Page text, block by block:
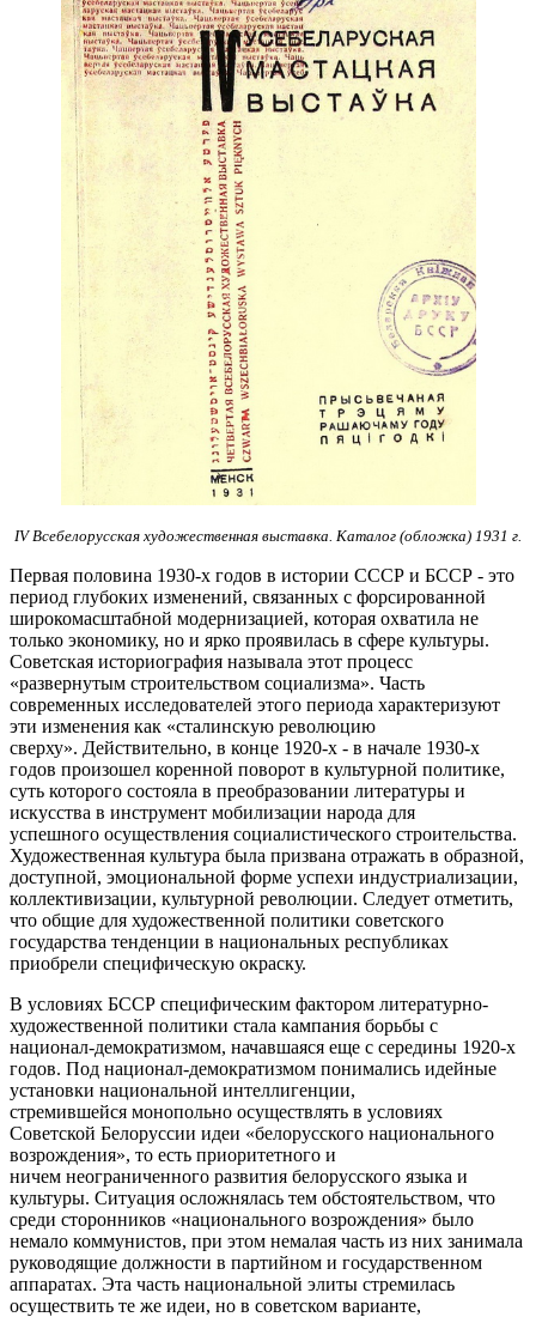
IV Всебелорусская художественная выставка. Каталог (обложка) 1931 г.
Первая половина 1930-х годов в истории СССР и БССР - это
период глубоких изменений, связанных с форсированной
широкомасштабной модернизацией, которая охватила не
только экономику, но и ярко проявилась в сфере культуры.
Советская историография называла этот процесс
«развернутым строительством социализма». Часть
современных исследователей этого периода характеризуют
эти изменения как «сталинскую революцию
сверху». Действительно, в конце 1920-х - в начале 1930-х
годов произошел коренной поворот в культурной политике,
суть которого состояла в преобразовании литературы и
искусства в инструмент мобилизации народа для
успешного осуществления социалистического строительства.
Художественная культура была призвана отражать в образной,
доступной, эмоциональной форме успехи индустриализации,
коллективизации, культурной революции. Следует отметить,
что общие для художественной политики советского
государства тенденции в национальных республиках
приобрели специфическую окраску.
В условиях БССР специфическим фактором литературно-
художественной политики стала кампания борьбы с
национал-демократизмом, начавшаяся еще с середины 1920-х
годов. Под национал-демократизмом понимались идейные
установки национальной интеллигенции,
стремившейся монопольно осуществлять в условиях
Советской Белоруссии идеи «белорусского национального
возрождения», то есть приоритетного и
ничем неограниченного развития белорусского языка и
культуры. Ситуация осложнялась тем обстоятельством, что
среди сторонников «национального возрождения» было
немало коммунистов, при этом немалая часть из них занимала
руководящие должности в партийном и государственном
аппаратах. Эта часть национальной элиты стремилась
осуществить те же идеи, но в советском варианте,